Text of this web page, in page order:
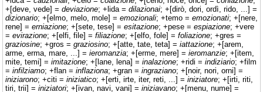
+[deve, vede] = deviazione; +lida = dilazionai; +[dirò, dori, ordì, rido, ...] =
dizionario; +[elmo, melo, mole] = emozionali; +temo = emozionati; +[nere,
rene] = erniazione; +[sete, tese] = esitazione; +pese = espiazione; +vere
= evirazione; +[elfi, file] = filiazione; +[elfo, fole] = foliazione; +gres =
graziosine; +gros = graziosino; +[atte, tate, teta] = iattazione; +[arem,
arme, erma, mare, ...] = ieromanzia; +[erme, mere] = ieromanzie; +[item,
mite, temi] = imitazione; +[lane, lena] = inalazione; +ridi = indiziario; +film
= infilziamo; +flan = inflaziona; +gran = ingraziano; +[noir, nori, orni] =
iniziarono; +citi = iniziatico; +[erti, irte, iter, reti, ...] = iniziatore; +[irti, riti,
tiri, trii] = iniziatori; +[ivan, navi, vani] = iniziavano; +[menu, nume] =